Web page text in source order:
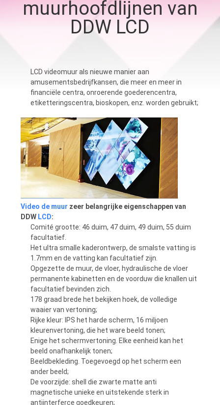
CONTACTEER
VERZOEK
EEN
CITAAT
CASE
CENTER
SITEMAP
PRIVACY
POLICY
muurhoofdlijnen van
DDW LCD
LCD videomuur als nieuwe manier aan
amusementsbedrijfkansen, die meer en meer in
financiële centra, onroerende goederencentra,
etiketteringscentra, bioskopen, enz. worden gebruikt;
Video de muur zeer belangrijke eigenschappen van
DDW LCD:
Comité grootte: 46 duim, 47 duim, 49 duim, 55 duim
facultatief.
Het ultra smalle kaderontwerp, de smalste vatting is
1.7mm en de vatting kan facultatief zijn.
Opgezette de muur, de vloer, hydraulische de vloer
permanente kabinetten en de voorduw die knallen uit
facultatief bevinden zich.
178 graad brede het bekijken hoek, de volledige
waaier van vertoning;
Rijke kleur: IPS het harde scherm, 16 miljoen
kleurenvertoning, die het ware beeld tonen;
Enige het schermvertoning. Elke eenheid kan het
beeld onafhankelijk tonen;
Beeldbekleding. Toegevoegd op het scherm een
ander beeld;
De voorzijde: shell die zwarte matte anti
magnetische unieke en uitstekende sterk in
antiinterferce goedkeuren;